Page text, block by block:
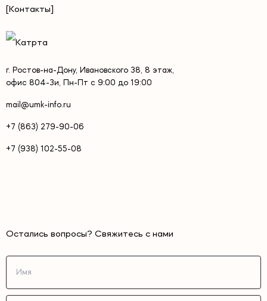
[Контакты]
г. Ростов-на-Дону, Ивановского 38, 8 этаж,
офис 804-3и, Пн-Пт с 9:00 до 19:00
mail@umk-info.ru
+7 (863) 279-90-06
+7 (938) 102-55-08
Остались вопросы? Свяжитесь с нами